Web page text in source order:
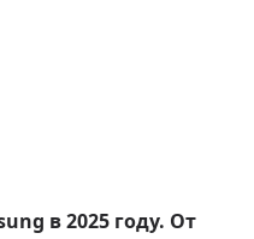
в 2025 году. От